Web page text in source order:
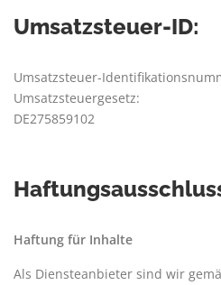
Umsatzsteuer-ID:
Umsatzsteuer-
Umsatzsteuergesetz:
DE275859102
Haftung für Inhalte
Als Diensteanbieter sind wir